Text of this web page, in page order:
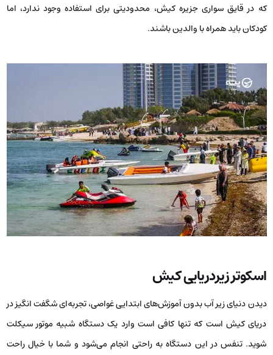
که در قایق سواری جزیره کیش، محدودیتی برای استفاده وجود ندارد، اما
کودکان باید همراه با والدین باشند.
اسکوتر زیردریایی کیش
دیدن دنیای زیر آب بدون آموزش‌های ابتدایی غواصی، تجربه‌ای شگفت انگیز در
دریای کیش است که تنها کافی است وارد یک دستگاه شبیه موتور سیکلت
شوید. تنفس در این دستگاه به راحتی انجام می‌شود و شما با خیال راحت